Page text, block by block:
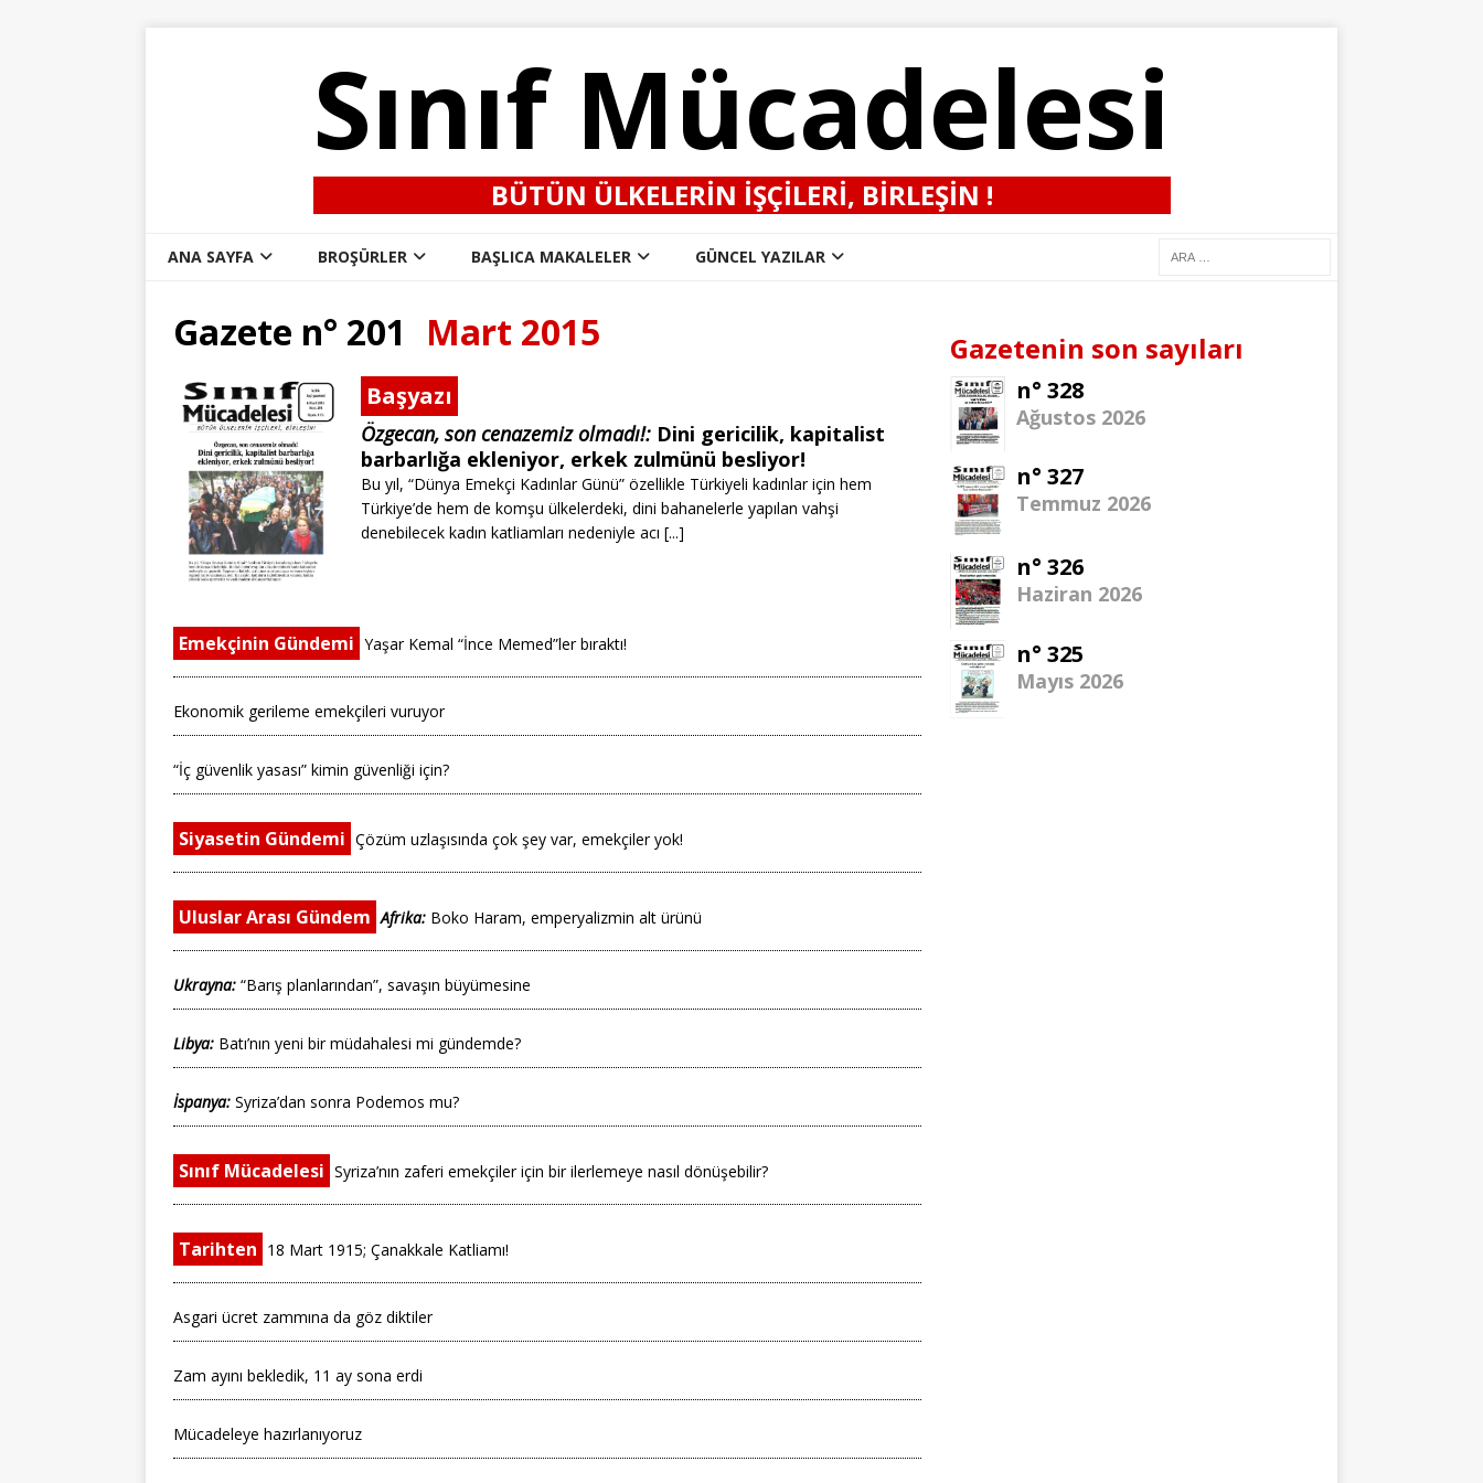
Sınıf Mücadelesi
BÜTÜN ÜLKELERIN IŞÇILERI, BIRLEŞIN !
ANA SAYFA BROŞÜRLER BAŞLICA MAKALELER GÜNCEL YAZILAR
Gazete n° 201 Mart 2015
Başyazı
Özgecan, son cenazemiz olmadı!: Dini gericilik, kapitalist
barbarlığa ekleniyor, erkek zulmünü besliyor!
Bu yıl, “Dünya Emekçi Kadınlar Günü” özellikle Türkiyeli kadınlar için hem
Türkiye’de hem de komşu ülkelerdeki, dini bahanelerle yapılan vahşi
denebilecek kadın katliamları nedeniyle acı [...]
Emekçinin Gündemi Yaşar Kemal “İnce Memed”ler bıraktı!
Ekonomik gerileme emekçileri vuruyor
“İç güvenlik yasası” kimin güvenliği için?
Siyasetin Gündemi Çözüm uzlaşısında çok şey var, emekçiler yok!
Uluslar Arası Gündem Afrika: Boko Haram, emperyalizmin alt ürünü
Ukrayna: “Barış planlarından”, savaşın büyümesine
Libya: Batı’nın yeni bir müdahalesi mi gündemde?
İspanya: Syriza’dan sonra Podemos mu?
Sınıf Mücadelesi Syriza’nın zaferi emekçiler için bir ilerlemeye nasıl dönüşebilir?
Tarihten 18 Mart 1915; Çanakkale Katliamı!
Asgari ücret zammına da göz diktiler
Zam ayını bekledik, 11 ay sona erdi
Mücadeleye hazırlanıyoruz
Gazetenin son sayıları
n° 328
Ağustos 2026
n° 327
Temmuz 2026
n° 326
Haziran 2026
n° 325
Mayıs 2026